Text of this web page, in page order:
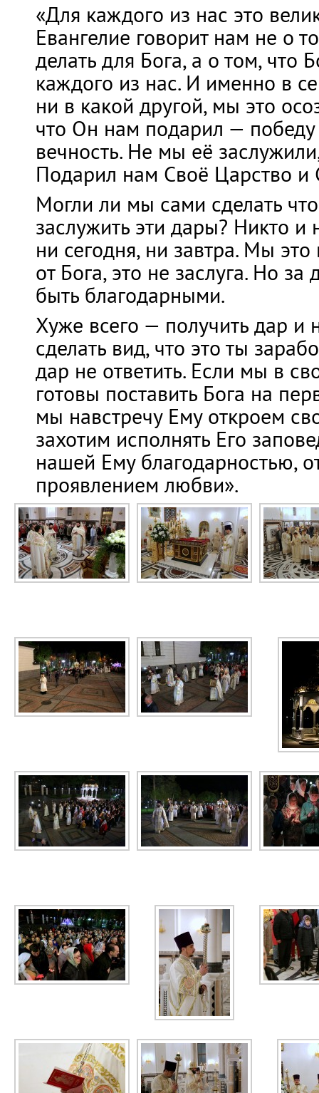
«Для каждого из нас это
Евангелие говорит нам не о
делать для Бога, а о том, что
каждого из нас. И именно в
ни в какой другой, мы это
что Он нам подарил —
вечность. Не мы её
Подарил нам Своё Царство и
Могли ли мы сами сделать
заслужить эти дары? Никто и
ни сегодня, ни завтра. Мы
от Бога, это не заслуга. Но
быть благодарными.
Хуже всего — получить дар и
сделать вид, что это ты
дар не ответить. Если мы в
готовы поставить Бога на
мы навстречу Ему откроем
захотим исполнять Его
нашей Ему благодарностью,
проявлением любви».